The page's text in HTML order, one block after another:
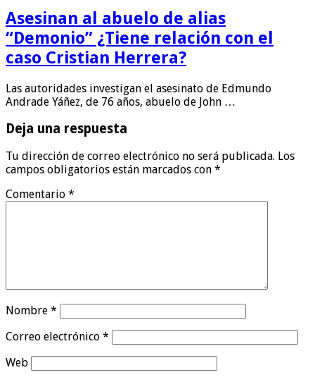
Asesinan al abuelo de alias
“Demonio” ¿Tiene relación con el
caso Cristian Herrera?
Las autoridades investigan el asesinato de Edmundo
Andrade Yáñez, de 76 años, abuelo de John …
Deja una respuesta
Tu dirección de correo electrónico no será publicada. Los
campos obligatorios están marcados con *
Comentario *
Nombre *
Correo electrónico *
Web